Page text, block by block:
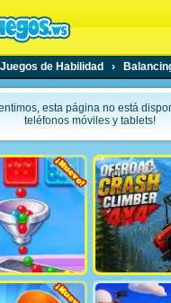
Juegos de Habilidad ›
esta página no está
teléfonos móviles y tablets!